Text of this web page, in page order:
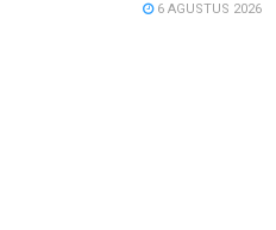
6 AGUSTUS 2026